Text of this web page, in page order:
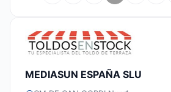
MEDIASUN ESPAÑA SLU